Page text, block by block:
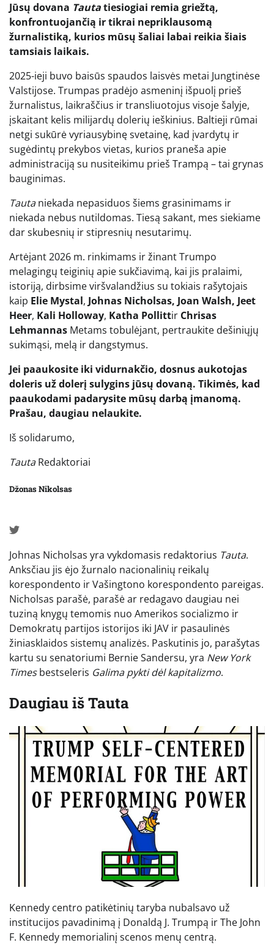
Jūsų dovana Tautatiesiogiai remia griežtą,
konfrontuojančią ir tikrai nepriklausomą
žurnalistiką, kurios mūsų šaliai labai reikia šiais
tamsiais laikais.
2025-ieji buvo baisūs spaudos laisvės metai Jungtinėse
Valstijose. Trumpas pradėjo asmeninį išpuolį prieš
žurnalistus, laikraščius ir transliuotojus visoje šalyje,
įskaitant kelis milijardų dolerių ieškinius. Baltieji rūmai
netgi sukūrė vyriausybinę svetainę, kad įvardytų ir
sugėdintų prekybos vietas, kurios praneša apie
administraciją su nusiteikimu prieš Trampą – tai grynas
bauginimas.
Tautaniekada nepasiduos šiems grasinimams ir
niekada nebus nutildomas. Tiesą sakant, mes siekiame
dar skubesnių ir stipresnių nesutarimų.
Artėjant 2026 m. rinkimams ir žinant Trumpo
melagingų teiginių apie sukčiavimą, kai jis pralaimi,
istoriją, dirbsime viršvalandžius su tokiais rašytojais
kaip Elie Mystal, Johnas Nicholsas, Joan Walsh, Jeet
Heer, Kali Holloway, Katha Pollittir Chrisas
Lehmannas Metams tobulėjant, pertraukite dešiniųjų
sukimąsi, melą ir dangstymus.
Jei paaukosite iki vidurnakčio, dosnus aukotojas
doleris už dolerį sulygins jūsų dovaną. Tikimės, kad
paaukodami padarysite mūsų darbą įmanomą.
Prašau, daugiau nelaukite.
Iš solidarumo,
TautaRedaktoriai
Džonas Nikolsas
Johnas Nicholsas yra vykdomasis redaktorius Tauta.
Anksčiau jis ėjo žurnalo nacionalinių reikalų
korespondento ir Vašingtono korespondento pareigas.
Nicholsas parašė, parašė ar redagavo daugiau nei
tuziną knygų temomis nuo Amerikos socializmo ir
Demokratų partijos istorijos iki JAV ir pasaulinės
žiniasklaidos sistemų analizės. Paskutinis jo, parašytas
kartu su senatoriumi Bernie Sandersu, yra New York
Timesbestseleris Galima pykti dėl kapitalizmo.
Daugiau išTauta
Kennedy centro patikėtinių taryba nubalsavo už
institucijos pavadinimą į Donaldą J. Trumpą ir The John
F. Kennedy memorialinį scenos menų centrą.